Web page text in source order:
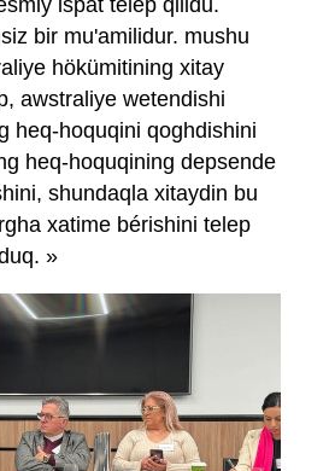
ispat telep qilidu.
bir mu'amilidur. mushu
hökümitining xitay
awstraliye wetendishi
heq-hoquqini qoghdishini
heq-hoquqining depsende
shundaqla xitaydin bu
xatime bérishini telep
»